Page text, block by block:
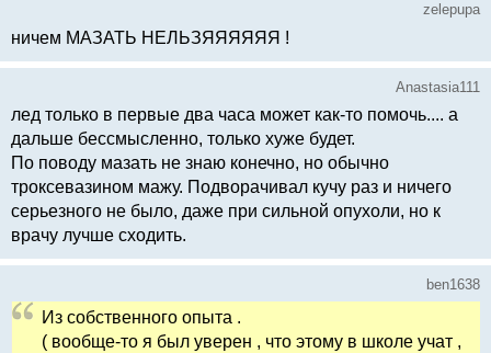
zelepupa
ничем МАЗАТЬ НЕЛЬЗЯЯЯЯЯЯ !
Anastasia111
лед только в первые два часа может как-то помочь.... а
дальше бессмысленно, только хуже будет.
По поводу мазать не знаю конечно, но обычно
троксевазином мажу. Подворачивал кучу раз и ничего
серьезного не было, даже при сильной опухоли, но к
врачу лучше сходить.
ben1638
Из собственного опыта .
( вообще-то я был уверен , что этому в школе учат ,